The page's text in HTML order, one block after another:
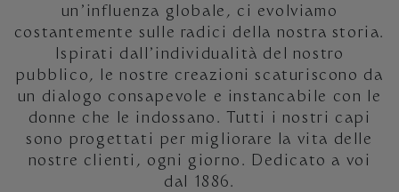
un’influenza globale, ci evolviamo
costantemente sulle radici della nostra storia.
Ispirati dall’individualità del nostro
pubblico, le nostre creazioni scaturiscono da
un dialogo consapevole e instancabile con le
donne che le indossano. Tutti i nostri capi
sono progettati per migliorare la vita delle
nostre clienti, ogni giorno. Dedicato a voi
dal 1886.